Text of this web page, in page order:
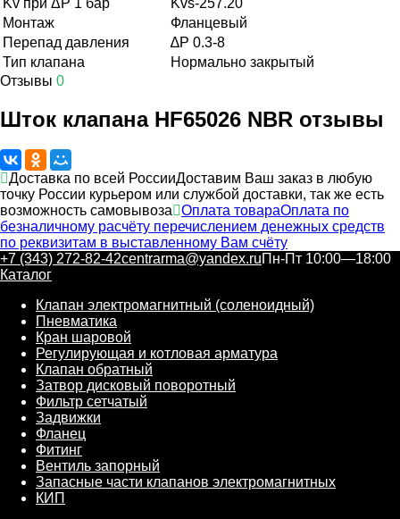
Монтаж
Фланцевый
Перепад давления
∆P 0.3-8
Тип клапана
Нормально закрытый
Отзывы 0
Шток клапана HF65026 NBR отзывы
Доставка по всей РоссииДоставим Ваш заказ в любую
точку России курьером или службой доставки, так же есть
возможность самовывоза
Оплата товараОплата по
безналичному расчёту перечислением денежных средств
по реквизитам в выставленному Вам счёту
+7 (343) 272-82-42centrarma@yandex.ruПн-Пт 10:00—18:00
Каталог
Клапан электромагнитный (соленоидный)
Пневматика
Кран шаровой
Регулирующая и котловая арматура
Клапан обратный
Затвор дисковый поворотный
Фильтр сетчатый
Задвижки
Фланец
Фитинг
Вентиль запорный
Запасные части клапанов электромагнитных
КИП